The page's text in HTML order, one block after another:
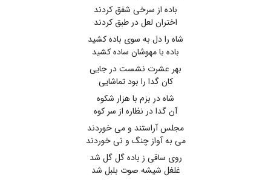
باده از سرخی شفق کردند
اختران لعل در طبق کردند
شاه را دل به سوی باده کشید
باده با مهوشان ساده کشید
بهر عشرت نشست در جایی
کان گدا را بود تماشایی
شاه در بزم با هزار شکوه
آن گدا در نظاره از سر کوه
مجلس آراستند و می خوردند
می به آواز چنگ و نی خوردند
روی ساقی ز باده گل گل شد
غلغل شیشه صوت بلبل شد